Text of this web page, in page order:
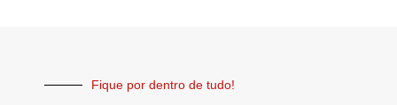
Fique por dentro de tudo!